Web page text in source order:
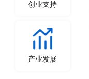
创业支持
产业发展